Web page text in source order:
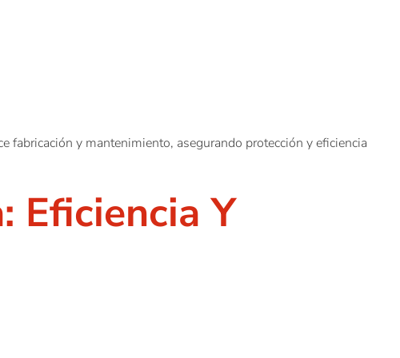
fabricación y mantenimiento, asegurando protección y eficiencia
Eficiencia Y